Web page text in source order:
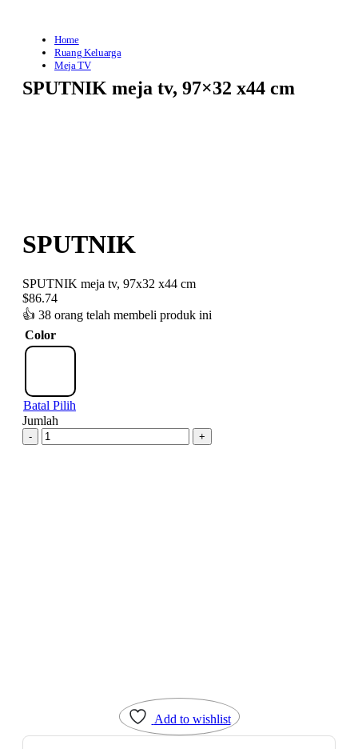
Home
Ruang Keluarga
Meja TV
SPUTNIK meja tv, 97×32 x44 cm
SPUTNIK
SPUTNIK meja tv, 97x32 x44 cm
$86.74
👍 38 orang telah membeli produk ini
Color
Batal Pilih
Jumlah
- +
Add to wishlist